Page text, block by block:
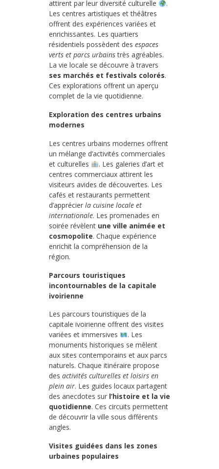
attirent par leur diversité culturelle
.
Les centres artistiques et théâtres
offrent des expériences variées et
enrichissantes. Les quartiers
résidentiels possèdent des espaces
verts et parcs urbainstrès agréables.
La vie locale se découvre à travers
ses marchés et festivals colorés.
Ces explorations offrent un aperçu
complet de la vie quotidienne.
Exploration des centres urbains
modernes
Les centres urbains modernes offrent
un mélange d’activités commerciales
et culturelles
. Les galeries d’art et
centres commerciaux attirent les
visiteurs avides de découvertes. Les
cafés et restaurants permettent
d’apprécier la cuisine locale et
internationale. Les promenades en
soirée révèlent une ville animée et
cosmopolite. Chaque expérience
enrichit la compréhension de la
région.
Parcours touristiques
incontournables de la capitale
ivoirienne
Les parcours touristiques de la
capitale ivoirienne offrent des visites
variées et immersives
. Les
monuments historiques se mêlent
aux sites contemporains et aux parcs
naturels. Chaque itinéraire propose
des activités culturelles et loisirs en
plein air. Les guides locaux partagent
des anecdotes sur l’histoire et la vie
quotidienne. Ces circuits permettent
de découvrir la ville sous différents
angles.
Visites guidées dans les zones
urbaines populaires